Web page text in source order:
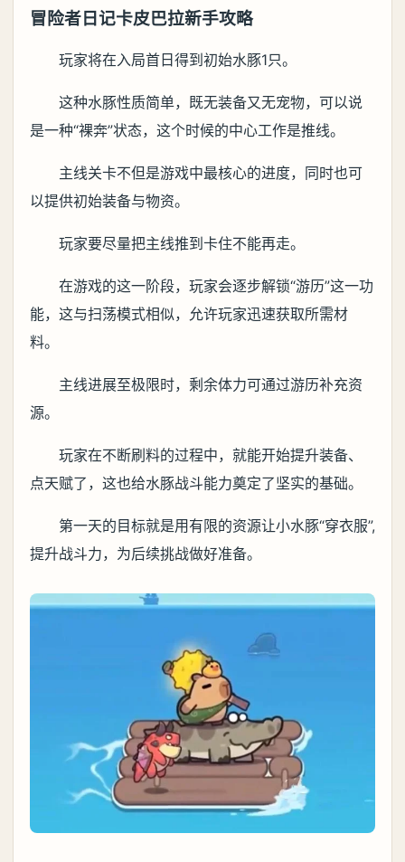
冒险者日记卡皮巴拉新手攻略
玩家将在入局首日得到初始水豚1只。
这种水豚性质简单，既无装备又无宠物，可以说
是一种“裸奔”状态，这个时候的中心工作是推线。
主线关卡不但是游戏中最核心的进度，同时也可
以提供初始装备与物资。
玩家要尽量把主线推到卡住不能再走。
在游戏的这一阶段，玩家会逐步解锁“游历”这一功
能，这与扫荡模式相似，允许玩家迅速获取所需材
料。
主线进展至极限时，剩余体力可通过游历补充资
源。
玩家在不断刷料的过程中，就能开始提升装备、
点天赋了，这也给水豚战斗能力奠定了坚实的基础。
第一天的目标就是用有限的资源让小水豚“穿衣服”,
提升战斗力，为后续挑战做好准备。